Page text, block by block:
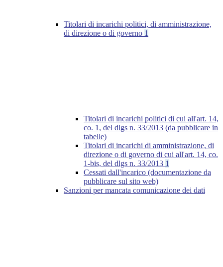
Titolari di incarichi politici, di amministrazione,
di direzione o di governo 1
Titolari di incarichi politici di cui all'art. 14,
co. 1, del dlgs n. 33/2013 (da pubblicare in
tabelle)
Titolari di incarichi di amministrazione, di
direzione o di governo di cui all'art. 14, co.
1-bis, del dlgs n. 33/2013 1
Cessati dall'incarico (documentazione da
pubblicare sul sito web)
Sanzioni per mancata comunicazione dei dati